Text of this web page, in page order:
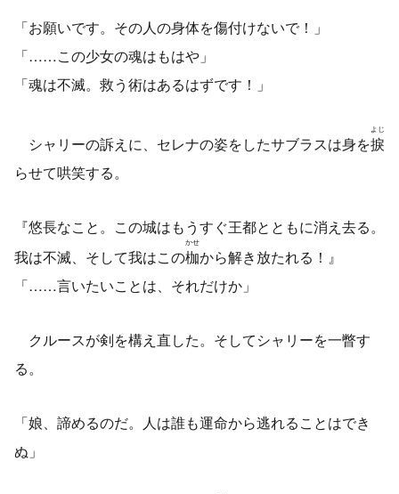
「お願いです。その人の身体を傷付けないで！」
「……この少女の魂はもはや」
「魂は不滅。救う術はあるはずです！」
シャリーの訴えに、セレナの姿をしたサブラスは身を捩
よじ
らせて哄笑する。
『悠長なこと。この城はもうすぐ王都とともに消え去る。
我は不滅、そして我はこの枷
かせ
から解き放たれる！』
「……言いたいことは、それだけか」
クルースが剣を構え直した。そしてシャリーを一瞥す
る。
「娘、諦めるのだ。人は誰も運命から逃れることはでき
ぬ」